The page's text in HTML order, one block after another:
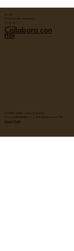
Servizi
Protagoniste d'impresa
Lo spazio
Contatti
Collabora con
noi
© 2025 Lab38 - Jessica Traverso
P.iva 04706130285 - C.F. TRVJSC82L66G693R
Privacy Policy